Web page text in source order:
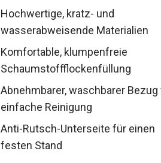
Hochwertige, kratz- und
wasserabweisende Materialien
Komfortable, klumpenfreie
Schaumstoffflockenfüllung
Abnehmbarer, waschbarer
einfache Reinigung
Anti-Rutsch-Unterseite für einen
festen Stand